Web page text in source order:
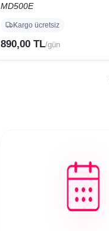
MD500E
Kargo ücretsiz
890,00 TL/gün